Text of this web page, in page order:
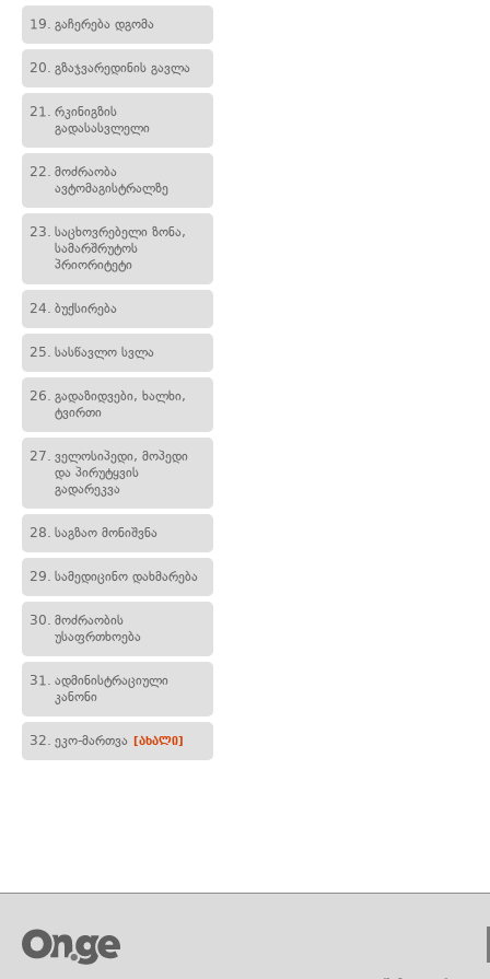
19. გაჩერება დგომა
20. გზაჯვარედინის გავლა
21. რკინიგზის
გადასასვლელი
22. მოძრაობა
ავტომაგისტრალზე
23. საცხოვრებელი ზონა,
სამარშრუტოს
პრიორიტეტი
24. ბუქსირება
25. სასწავლო სვლა
26. გადაზიდვები, ხალხი,
ტვირთი
27. ველოსიპედი, მოპედი
და პირუტყვის
გადარეკვა
28. საგზაო მონიშვნა
29. სამედიცინო დახმარება
30. მოძრაობის
უსაფრთხოება
31. ადმინისტრაციული
კანონი
32. ეკო-მართვა [ახალი]